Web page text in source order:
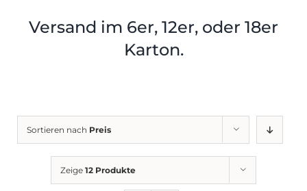
Versand im 6er, 12er, oder 18er
Karton.
Sortieren nach Preis
Zeige 12 Produkte